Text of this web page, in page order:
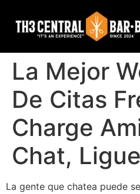
La Mejor
De Citas
Charge
Chat,
La gente que chatea puede